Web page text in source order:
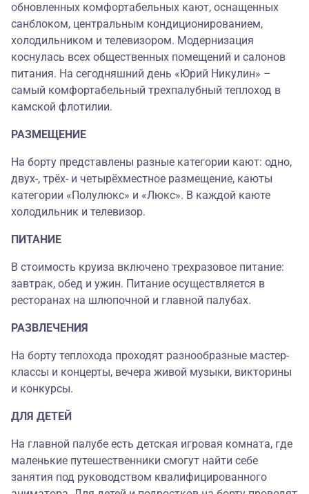
обновленных комфортабельных кают, оснащенных
санблоком, центральным кондиционированием,
холодильником и телевизором. Модернизация
коснулась всех общественных помещений и салонов
питания. На сегодняшний день «Юрий Никулин» –
самый комфортабельный трехпалубный теплоход в
камской флотилии.
РАЗМЕЩЕНИЕ
На борту представлены разные категории кают: одно,
двух-, трёх- и четырёхместное размещение, каюты
категории «Полулюкс» и «Люкс». В каждой каюте
холодильник и телевизор.
ПИТАНИЕ
В стоимость круиза включено трехразовое питание:
завтрак, обед и ужин. Питание осуществляется в
ресторанах на шлюпочной и главной палубах.
РАЗВЛЕЧЕНИЯ
На борту теплохода проходят разнообразные мастер-
классы и концерты, вечера живой музыки, викторины
и конкурсы.
ДЛЯ ДЕТЕЙ
На главной палубе есть детская игровая комната, где
маленькие путешественники смогут найти себе
занятия под руководством квалифицированного